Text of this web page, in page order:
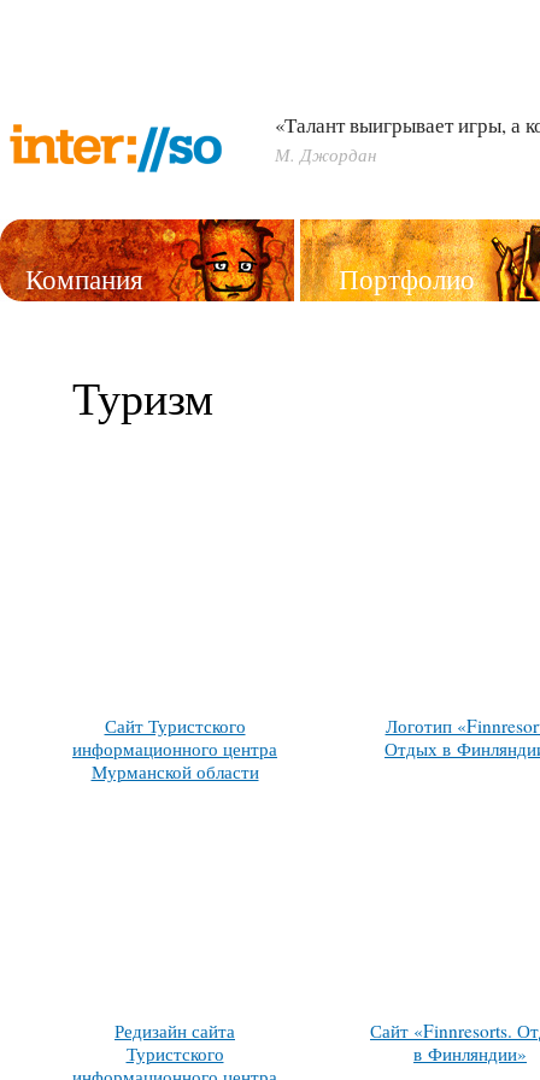
«Талант выигрывает игры, а
М. Джордан
Компания Портфолио
Туризм
Сайт Туристского
информационного центра
Мурманской области
Логотип
Отдых в
Редизайн сайта
Туристского
Сайт «Finnresorts.
в Финляндии»